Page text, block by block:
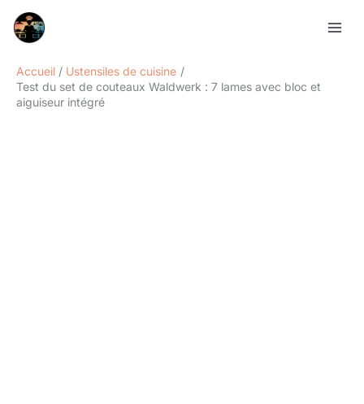
Accueil
Ustensiles de cuisine
Test du set de couteaux Waldwerk : 7 lames avec bloc et
aiguiseur intégré
Rechercher